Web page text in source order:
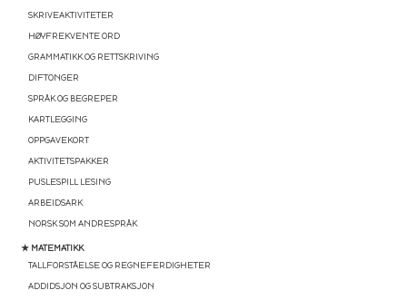
SKRIVEAKTIVITETER
HØYFREKVENTE ORD
GRAMMATIKK OG RETTSKRIVING
DIFTONGER
SPRÅK OG BEGREPER
KARTLEGGING
OPPGAVEKORT
AKTIVITETSPAKKER
PUSLESPILL LESING
ARBEIDSARK
NORSK SOM ANDRESPRÅK
★ MATEMATIKK
TALLFORSTÅELSE OG REGNEFERDIGHETER
ADDIDSJON OG SUBTRAKSJON